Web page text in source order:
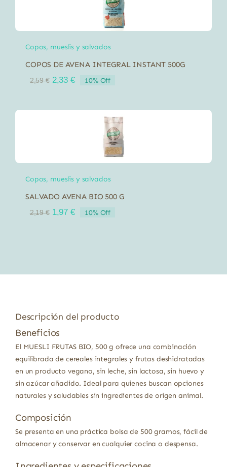
Copos, mueslis y salvados
COPOS DE AVENA INTEGRAL INSTANT 500G
2,59€ El
era:
2,33 €El
es:
10% Off
Copos, mueslis y salvados
SALVADO AVENA BIO 500 G
2,19€ El
1,97 €El
10% Off
Descripción del producto
Beneficios
El MUESLI FRUTAS BIO, 500 g ofrece una combinación
equilibrada de cereales integrales y frutas deshidratadas
en un producto vegano, sin leche, sin lactosa, sin huevo y
sin azúcar añadido. Ideal para quienes buscan opciones
naturales y saludables sin ingredientes de origen animal.
Composición
Se presenta en una práctica bolsa de 500 gramos, fácil de
almacenar y conservar en cualquier cocina o despensa.